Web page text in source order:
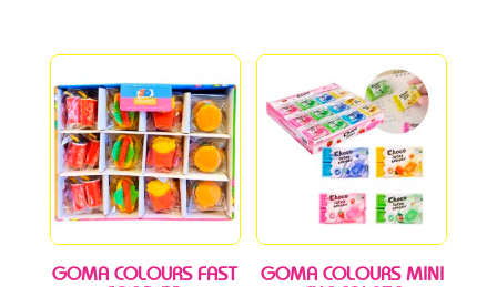
GOMA COLOURS FAST
GOMA COLOURS MINI